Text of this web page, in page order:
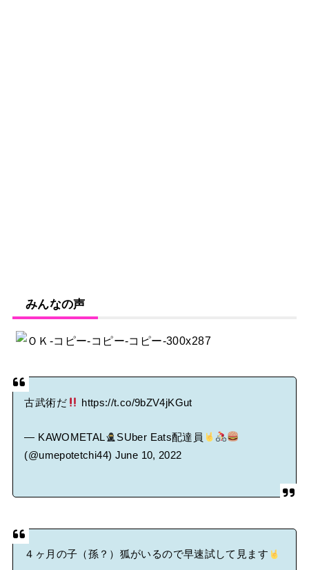
みんなの声
古武術だ https://t.co/9bZV4jKGut
— KAWOMETAL
SUber Eats配達員
(@umepotetchi44) June 10, 2022
４ヶ月の子（孫？）狐がいるので早速試して見ます